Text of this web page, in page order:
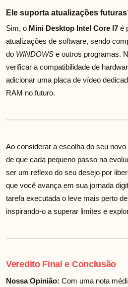
Ele suporta atualizações
Sim, o Mini Desktop Intel Core I7 é
atualizações de software, sendo
do WINDOWS e outros programas.
verificar a compatibilidade de
adicionar uma placa de vídeo
RAM no futuro.
Ao considerar a escolha do seu
de que cada pequeno passo na
ser um reflexo do seu desejo por
que você avança em sua jornada
tarefa executada o leve mais perto
inspirando-o a superar limites e
Veredito Final e Conclusão
Nossa Opinião: Com uma nota